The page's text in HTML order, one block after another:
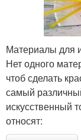
Материалы для
Нет одного
чтоб сделать
самый
искусственный
относят: